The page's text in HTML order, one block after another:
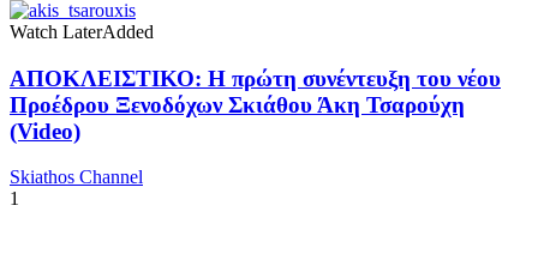
Watch LaterAdded
ΑΠΟΚΛΕΙΣΤΙΚΟ: Η πρώτη συνέντευξη του νέου
Προέδρου Ξενοδόχων Σκιάθου Άκη Τσαρούχη
(Video)
Skiathos Channel
1